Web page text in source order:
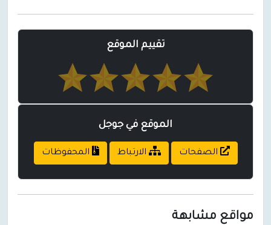
تقييم الموقع
الموقع في جوجل
الصفحات الارتباط المحفوظات
مواقع مشابهة